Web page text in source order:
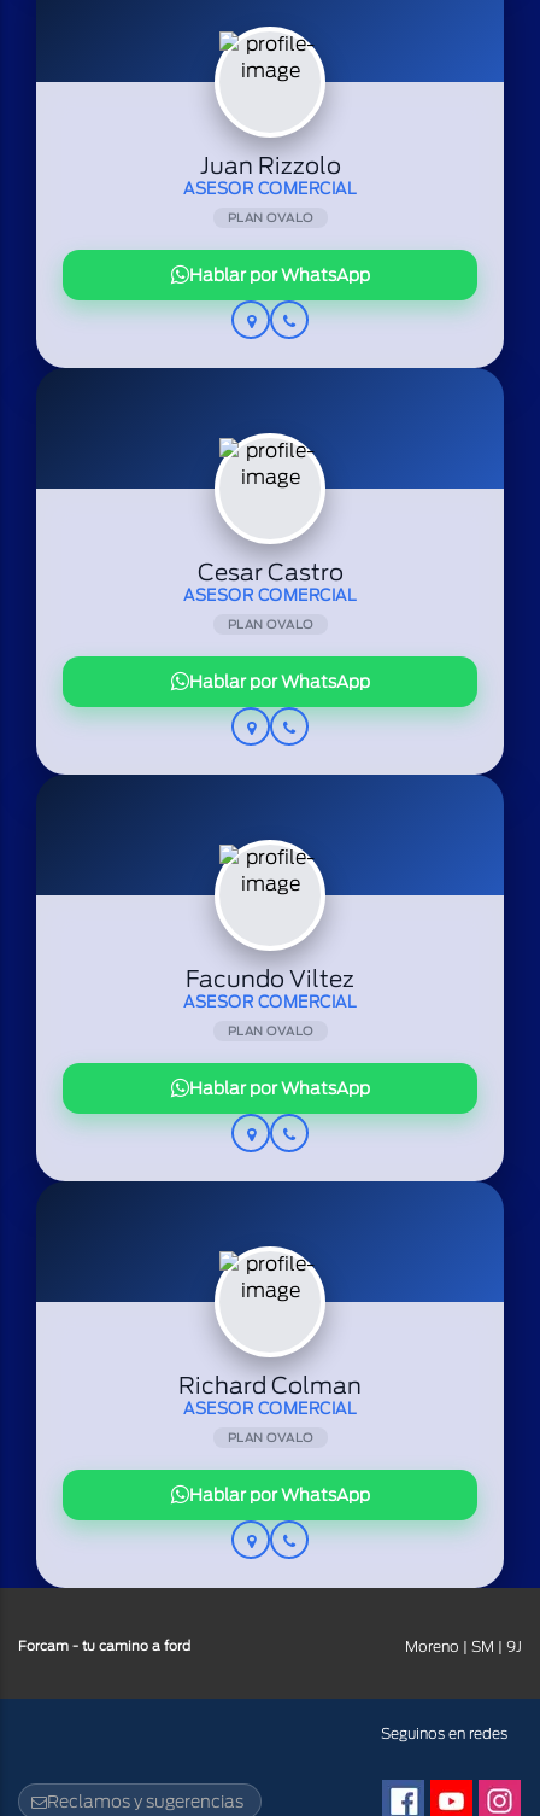
Juan Rizzolo
PLAN OVALO
ASESOR COMERCIAL
Hablar por WhatsApp
Cesar Castro
PLAN OVALO
ASESOR COMERCIAL
Hablar por WhatsApp
Facundo Viltez
PLAN OVALO
ASESOR COMERCIAL
Hablar por WhatsApp
Richard Colman
PLAN OVALO
ASESOR COMERCIAL
Hablar por WhatsApp
Forcam - tu camino a ford Moreno | SM | 9J
Reclamos y sugerencias
Seguinos en redes
Facebook
Youtube